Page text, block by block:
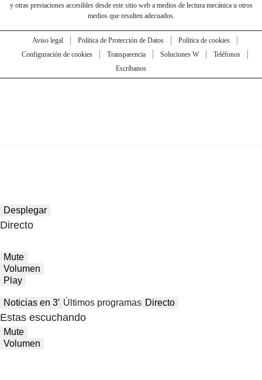
y otras prestaciones accesibles desde este sitio web a medios de lectura mecánica u otros
medios que resulten adecuados.
Aviso legal Política de Protección de Datos
Política de cookies
Configuración de cookies
Transparencia Soluciones W
Teléfonos
Escríbanos
Desplegar
Directo
Mute
Volumen
Play
Noticias en 3′ Últimos programas Directo
Estas escuchando
Mute
Volumen